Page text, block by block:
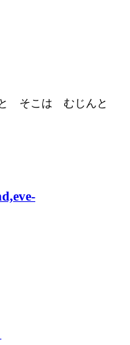
そこは むじんと